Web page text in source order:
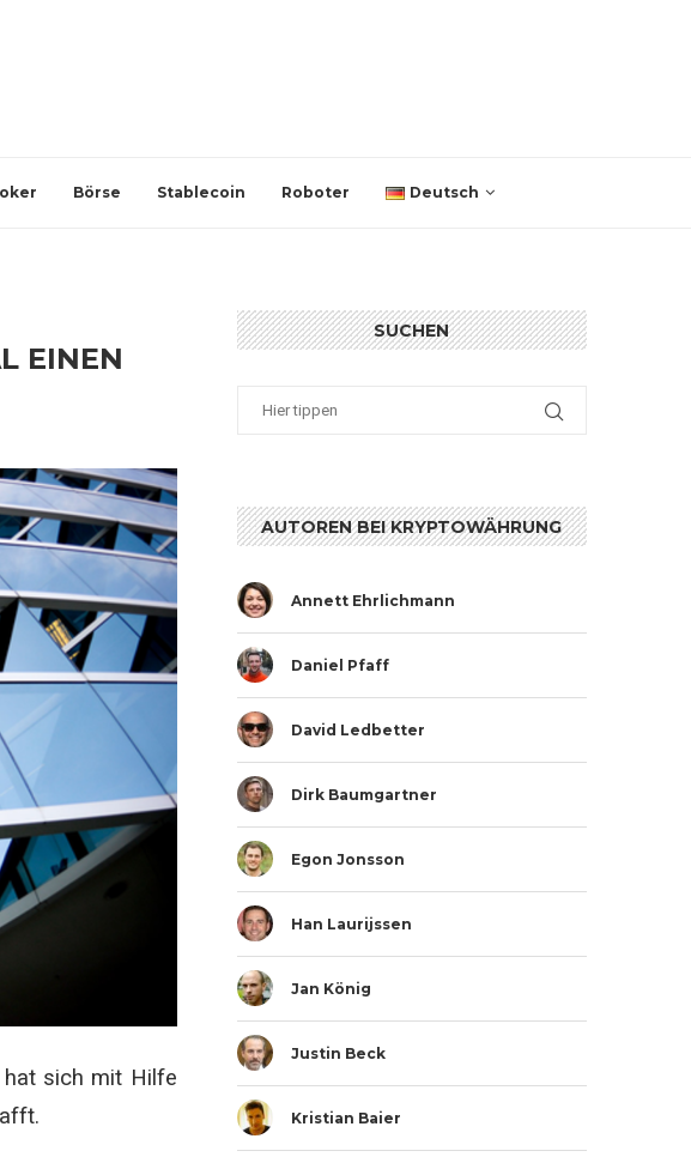
Börse Stablecoin Roboter Deutsch
EINEN
hat sich mit Hilfe
SUCHEN
AUTOREN BEI KRYPTOWÄHRUNG
Annett Ehrlichmann
Daniel Pfaff
David Ledbetter
Dirk Baumgartner
Egon Jonsson
Han Laurijssen
Jan König
Justin Beck
Kristian Baier